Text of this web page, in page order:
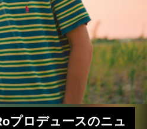
プロデュースのニュ